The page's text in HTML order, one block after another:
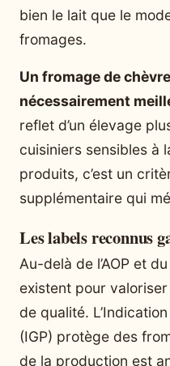
bien le lait que le
fromages.
Un fromage de
nécessairement
reflet d’un élevage
cuisiniers sensibles à
produits, c’est un
supplémentaire qui
Les labels reconnus
Au-delà de l’AOP et
existent pour
de qualité.
(IGP) protège des
de la production est